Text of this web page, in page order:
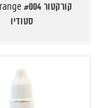
סטודיו